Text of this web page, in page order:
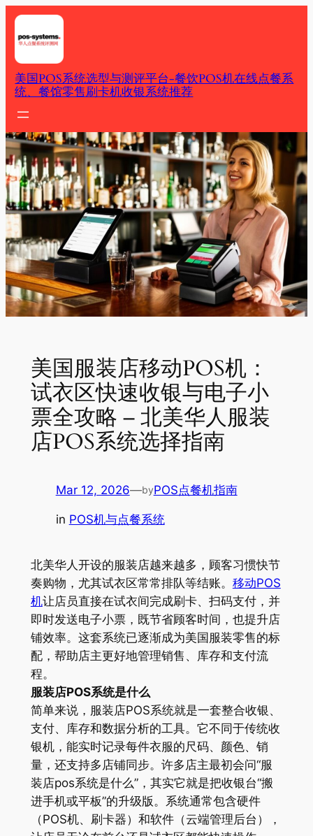
Skip
content
美国POS系统选型与测评平台-餐饮POS机在线点餐系
统、餐馆零售刷卡机收银系统推荐
美国服装店移动POS机：
试衣区快速收银与电子小
票全攻略 – 北美华人服装
店POS系统选择指南
Mar 12, 2026—byPOS点餐机指南
in POS机与点餐系统
北美华人开设的服装店越来越多，顾客习惯快节
奏购物，尤其试衣区常常排队等结账。 移动POS
机让店员直接在试衣间完成刷卡、扫码支付，并
即时发送电子小票，既节省顾客时间，也提升店
铺效率。这套系统已逐渐成为美国服装零售的标
配，帮助店主更好地管理销售、库存和支付流
程。
服装店POS系统是什么
简单来说，服装店POS系统就是一套整合收银、
支付、库存和数据分析的工具。它不同于传统收
银机，能实时记录每件衣服的尺码、颜色、销
量，还支持多店铺同步。许多店主最初会问“服
装店pos系统是什么”，其实它就是把收银台“搬
进手机或平板”的升级版。系统通常包含硬件
（POS机、刷卡器）和软件（云端管理后台），